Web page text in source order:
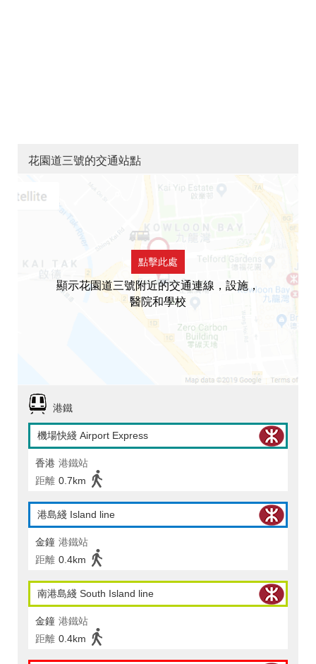
花園道三號的交通站點
點擊此處
顯示花園道三號附近的交通連線，設施，
醫院和學校
港鐵
機場快綫 Airport Express
香港 港鐵站
距離 0.7km
港島綫 Island line
金鐘 港鐵站
距離 0.4km
南港島綫 South Island line
金鐘 港鐵站
距離 0.4km